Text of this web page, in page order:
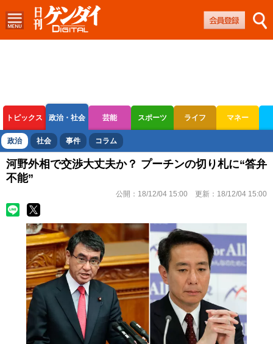
トピックス 政治・社会 芸能 スポーツ ライフ マネー
ボートレース 競輪 オートレース
政治 社会 事件 コラム
河野外相で交渉大丈夫か？ プーチンの切り札に“答弁
不能”
公開： 18/12/04 15:00 更新： 18/12/04 15:00